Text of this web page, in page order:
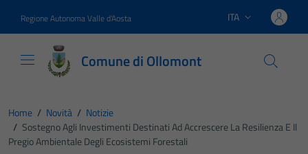
Regione Autonoma Valle d'Aosta Lingua attiva:
ITA
Comune di Ollomont
Home / Novità / Notizie
/ Sostegno Agli Investimenti Destinati Ad Accrescere La Resilienza E Il
Pregio Ambientale Degli Ecosistemi Forestali